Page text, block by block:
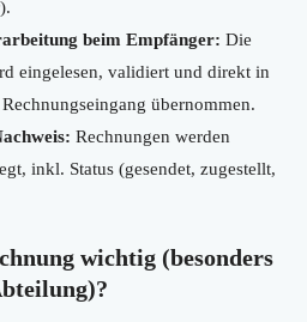
beim Empfänger: Die
eingelesen, validiert und direkt in
übernommen.
Rechnungen werden
inkl. Status (gesendet, zugestellt,
wichtig (besonders